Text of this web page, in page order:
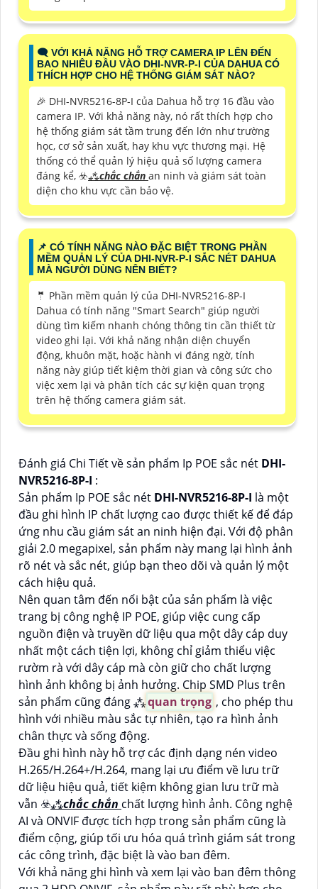
🗨️ VỚI KHẢ NĂNG HỖ TRỢ CAMERA IP LÊN ĐẾN
BAO NHIÊU ĐẦU VÀO DHI-NVR-P-I CỦA DAHUA CÓ
THÍCH HỢP CHO HỆ THỐNG GIÁM SÁT NÀO?
️🎉 DHI-NVR5216-8P-I của Dahua hỗ trợ 16 đầu vào
camera IP. Với khả năng này, nó rất thích hợp cho
hệ thống giám sát tầm trung đến lớn như trường
học, cơ sở sản xuất, hay khu vực thương mại. Hệ
thống có thể quản lý hiệu quả số lượng camera
đáng kể, ☣️⁂chắc chắn an ninh và giám sát toàn
diện cho khu vực cần bảo vệ.
📌 CÓ TÍNH NĂNG NÀO ĐẶC BIỆT TRONG PHẦN
MỀM QUẢN LÝ CỦA DHI-NVR-P-I SẮC NÉT DAHUA
MÀ NGƯỜI DÙNG NÊN BIẾT?
🤵 Phần mềm quản lý của DHI-NVR5216-8P-I
Dahua có tính năng "Smart Search" giúp người
dùng tìm kiếm nhanh chóng thông tin cần thiết từ
video ghi lại. Với khả năng nhận diện chuyển
động, khuôn mặt, hoặc hành vi đáng ngờ, tính
năng này giúp tiết kiệm thời gian và công sức cho
việc xem lại và phân tích các sự kiện quan trọng
trên hệ thống camera giám sát.
Đánh giá Chi Tiết về sản phẩm Ip POE sắc nét DHI-
NVR5216-8P-I :
Sản phẩm Ip POE sắc nét DHI-NVR5216-8P-I là một
đầu ghi hình IP chất lượng cao được thiết kế để đáp
ứng nhu cầu giám sát an ninh hiện đại. Với độ phân
giải 2.0 megapixel, sản phẩm này mang lại hình ảnh
rõ nét và sắc nét, giúp bạn theo dõi và quản lý một
cách hiệu quả.
Nên quan tâm đến nổi bật của sản phẩm là việc
trang bị công nghệ IP POE, giúp việc cung cấp
nguồn điện và truyền dữ liệu qua một dây cáp duy
nhất một cách tiện lợi, không chỉ giảm thiểu việc
rườm rà với dây cáp mà còn giữ cho chất lượng
hình ảnh không bị ảnh hưởng. Chip SMD Plus trên
sản phẩm cũng đáng ⁂quan trọng , cho phép thu
hình với nhiều màu sắc tự nhiên, tạo ra hình ảnh
chân thực và sống động.
Đầu ghi hình này hỗ trợ các định dạng nén video
H.265/H.264+/H.264, mang lại ưu điểm về lưu trữ
dữ liệu hiệu quả, tiết kiệm không gian lưu trữ mà
vẫn ☣️⁂chắc chắn chất lượng hình ảnh. Công nghệ
AI và ONVIF được tích hợp trong sản phẩm cũng là
điểm cộng, giúp tối ưu hóa quá trình giám sát trong
các công trình, đặc biệt là vào ban đêm.
Với khả năng ghi hình và xem lại vào ban đêm thông